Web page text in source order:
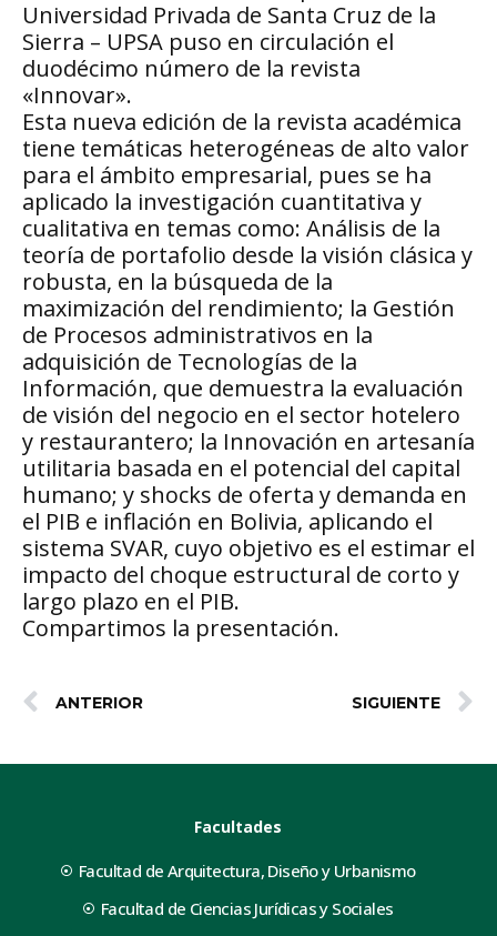
Universidad Privada de Santa Cruz de la
Sierra – UPSA puso en circulación el
duodécimo número de la revista
«Innovar».
Esta nueva edición de la revista académica
tiene temáticas heterogéneas de alto valor
para el ámbito empresarial, pues se ha
aplicado la investigación cuantitativa y
cualitativa en temas como: Análisis de la
teoría de portafolio desde la visión clásica y
robusta, en la búsqueda de la
maximización del rendimiento; la Gestión
de Procesos administrativos en la
adquisición de Tecnologías de la
Información, que demuestra la evaluación
de visión del negocio en el sector hotelero
y restaurantero; la Innovación en artesanía
utilitaria basada en el potencial del capital
humano; y shocks de oferta y demanda en
el PIB e inflación en Bolivia, aplicando el
sistema SVAR, cuyo objetivo es el estimar el
impacto del choque estructural de corto y
largo plazo en el PIB.
Compartimos la presentación.
ANTERIOR SIGUIENTE
Facultades
Facultad de Arquitectura, Diseño y Urbanismo
Facultad de Ciencias Jurídicas y Sociales